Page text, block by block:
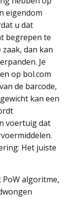
eigendom
u dat
begrepen te
dan kan
Je
op bol.com
de barcode,
kan een
voertuig dat
Het juiste
algoritme,